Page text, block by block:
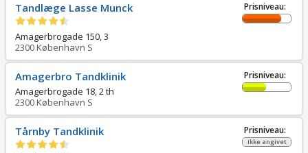
Tandlæge Lasse Munck
Amagerbrogade 150, 3
2300København S
Prisniveau:
Amagerbro Tandklinik
Amagerbrogade 18, 2 th
2300København S
Prisniveau:
Tårnby Tandklinik Prisniveau:
Ikke angivet